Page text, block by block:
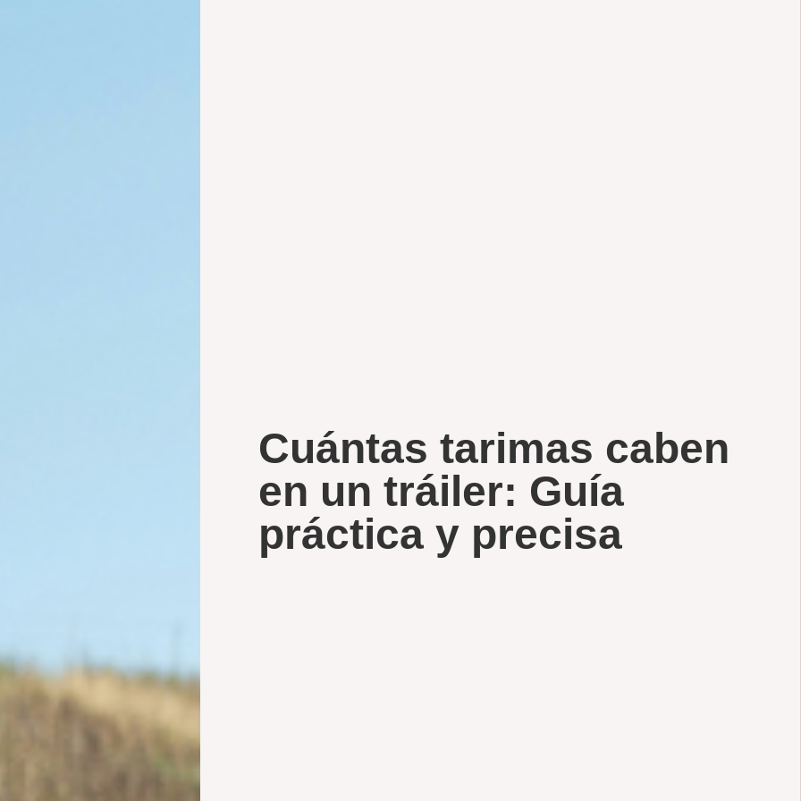
Cuántas tarimas caben
en un tráiler: Guía
práctica y precisa